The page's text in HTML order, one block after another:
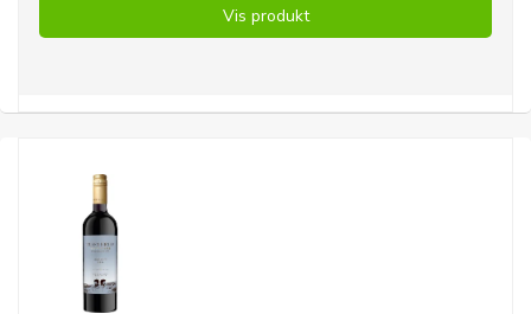
Vis produkt